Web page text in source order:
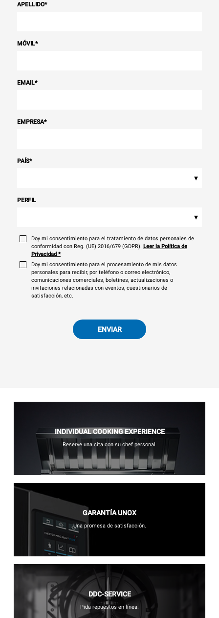
APELLIDO*
MÓVIL*
EMAIL*
EMPRESA*
PAÍS*
▾
PERFIL
▾
Doy mi consentimiento para el tratamiento de datos personales de
conformidad con Reg. (UE) 2016/679 (GDPR). Leer la Política de
Privacidad *
Doy mi consentimiento para el procesamiento de mis datos
personales para recibir, por teléfono o correo electrónico,
comunicaciones comerciales, boletines, actualizaciones o
invitaciones relacionadas con eventos, cuestionarios de
satisfacción, etc.
ENVIAR
INDIVIDUAL COOKING EXPERIENCE
Reserve una cita con su chef personal.
GARANTÍA UNOX
Una promesa de satisfacción.
DDC-SERVICE
Pida repuestos en línea.